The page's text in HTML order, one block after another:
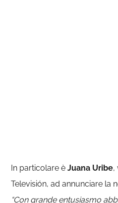
In particolare èJuana Uribe,
Televisión, ad annunciare la
“Con grande entusiasmo